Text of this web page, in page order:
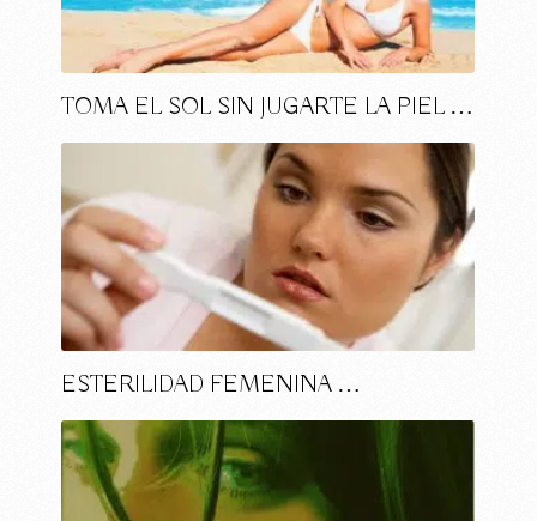
TOMA EL SOL SIN JUGARTE LA PIEL …
ESTERILIDAD FEMENINA …